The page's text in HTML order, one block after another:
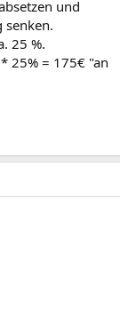
und
senken.
25 %.
25% = 175€ "an